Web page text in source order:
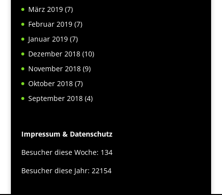
März 2019(7)
Februar 2019(7)
Januar 2019(7)
Dezember 2018(10)
November 2018(9)
Oktober 2018(7)
September 2018(4)
Impressum & Datenschutz
Besucher diese Woche: 134
Besucher diese Jahr: 22154